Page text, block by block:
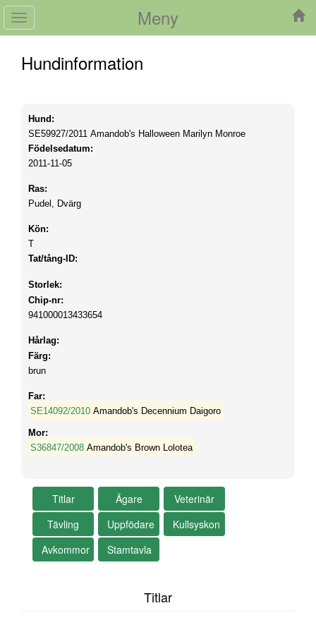
Meny
Toggle
navigation
Hundinformation
Hund:
SE59927/2011 Amandob's Halloween Marilyn Monroe
Födelsedatum:
2011-11-05
Ras:
Pudel, Dvärg
Kön:
T
Tat/tång-ID:
Storlek:
Chip-nr:
941000013433654
Hårlag:
Färg:
brun
Far:
SE14092/2010 Amandob's Decennium Daigoro
Mor:
S36847/2008 Amandob's Brown Lolotea
Titlar